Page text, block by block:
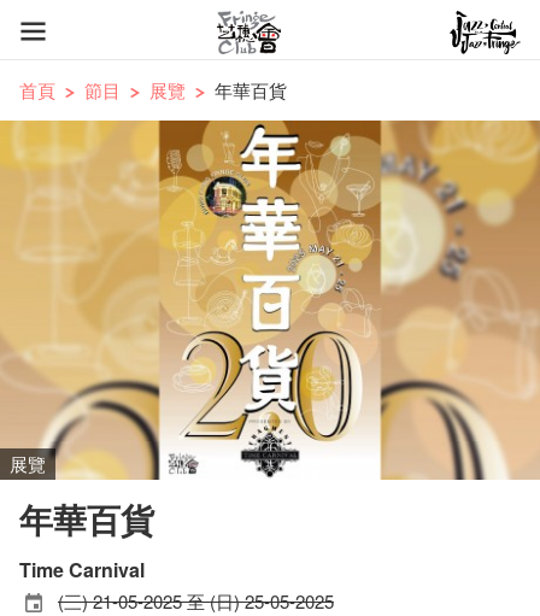
首頁 節目 展覽 ​年華百貨
展覽
​年華百貨
Time Carnival
(三) 21-05-2025 至 (日) 25-05-2025